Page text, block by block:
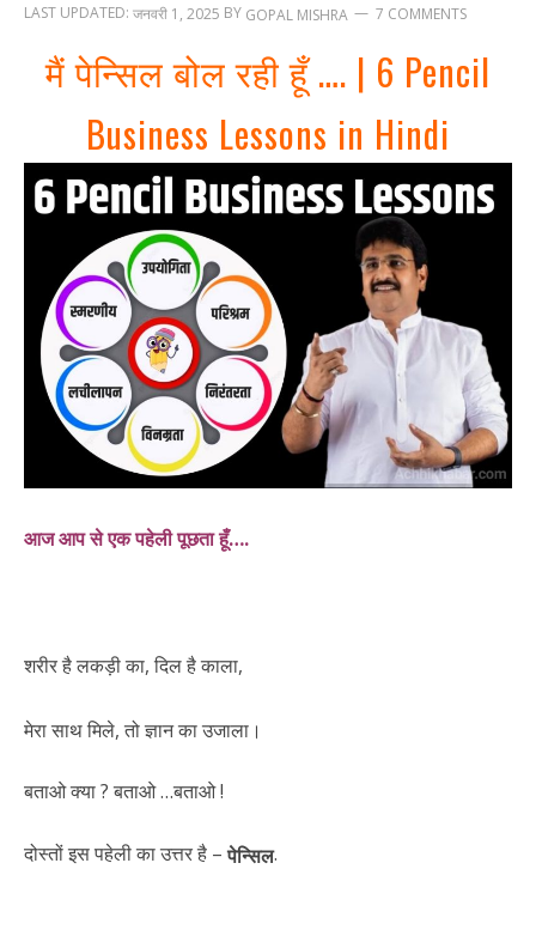
LAST UPDATED: जनवरी 1, 2025 BY GOPAL MISHRA 7 COMMENTS
मैं पेन्सिल बोल रही हूँ …. | 6 Pencil
Business Lessons in Hindi
आज आप से एक पहेली पूछता हूँ….
शरीर है लकड़ी का, दिल है काला,
मेरा साथ मिले, तो ज्ञान का उजाला।
बताओ क्या ? बताओ …बताओ !
दोस्तों इस पहेली का उत्तर है –पेन्सिल.